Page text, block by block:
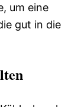
um eine
gut in die